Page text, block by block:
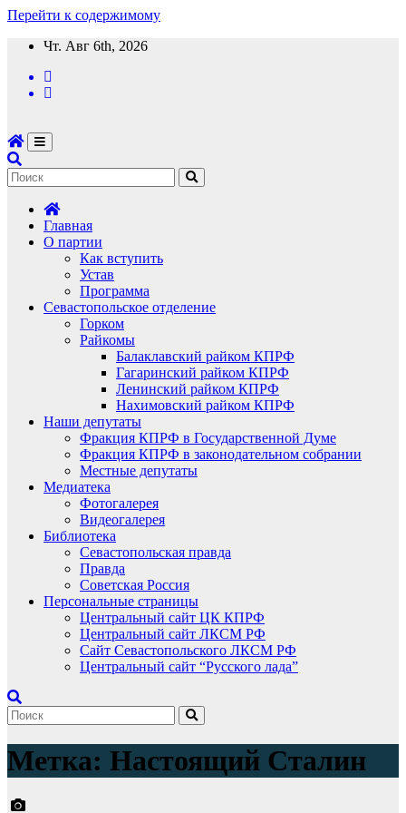
Перейти к содержимому
Чт. Авг 6th, 2026
Главная
О партии
Как вступить
Устав
Программа
Севастопольское отделение
Горком
Райкомы
Балаклавский райком КПРФ
Гагаринский райком КПРФ
Ленинский райком КПРФ
Нахимовский райком КПРФ
Наши депутаты
Фракция КПРФ в Государственной Думе
Фракция КПРФ в законодательном собрании
Местные депутаты
Медиатека
Фотогалерея
Видеогалерея
Библиотека
Севастопольская правда
Правда
Советская Россия
Персональные страницы
Центральный сайт ЦК КПРФ
Центральный сайт ЛКСМ РФ
Сайт Севастопольского ЛКСМ РФ
Центральный сайт “Русского лада”
Метка: Настоящий Сталин